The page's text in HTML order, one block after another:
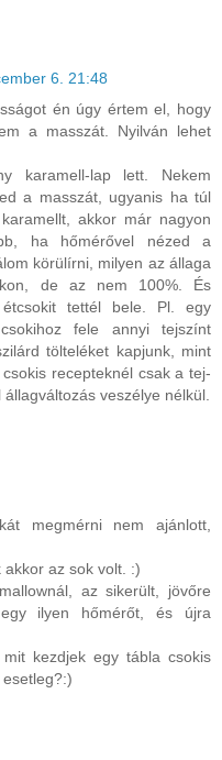
6. 21:48
én úgy értem el, hogy
a masszát. Nyilván lehet
karamell-lap lett. Nekem
a masszát, ugyanis ha túl
akkor már nagyon
ha hőmérővel nézed a
körülírni, milyen az állaga
de az nem 100%. És
tettél bele. Pl. egy
fele annyi tejszínt
tölteléket kapjunk, mint
recepteknél csak a tej-
veszélye nélkül.
megmérni nem ajánlott,
az sok volt. :)
az sikerült, jövőre
ilyen hőmérőt, és újra
kezdjek egy tábla csokis